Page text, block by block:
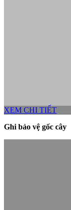
XEM CHI TIẾT
Ghi bảo vệ gốc cây